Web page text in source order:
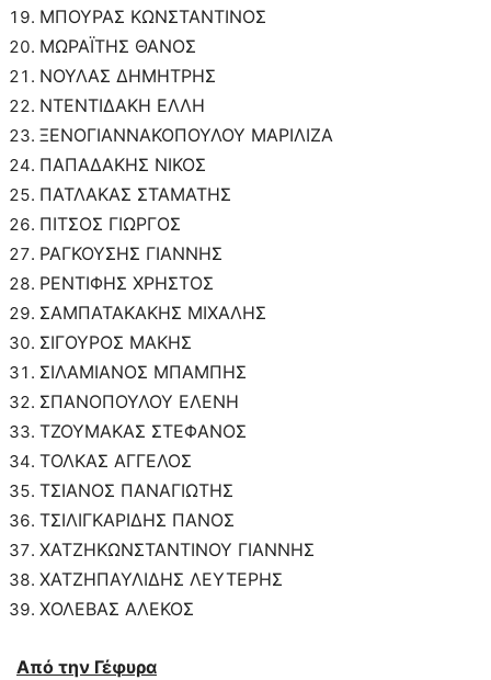
ΜΠΟΥΡΑΣ ΚΩΝΣΤΑΝΤΙΝΟΣ
ΜΩΡΑΪΤΗΣ ΘΑΝΟΣ
ΝΟΥΛΑΣ ΔΗΜΗΤΡΗΣ
ΝΤΕΝΤΙΔΑΚΗ ΕΛΛΗ
ΞΕΝΟΓΙΑΝΝΑΚΟΠΟΥΛΟΥ ΜΑΡΙΛΙΖΑ
ΠΑΠΑΔΑΚΗΣ ΝΙΚΟΣ
ΠΑΤΛΑΚΑΣ ΣΤΑΜΑΤΗΣ
ΠΙΤΣΟΣ ΓΙΩΡΓΟΣ
ΡΑΓΚΟΥΣΗΣ ΓΙΑΝΝΗΣ
ΡΕΝΤΙΦΗΣ ΧΡΗΣΤΟΣ
ΣΑΜΠΑΤΑΚΑΚΗΣ ΜΙΧΑΛΗΣ
ΣΙΓΟΥΡΟΣ ΜΑΚΗΣ
ΣΙΛΑΜΙΑΝΟΣ ΜΠΑΜΠΗΣ
ΣΠΑΝΟΠΟΥΛΟΥ ΕΛΕΝΗ
ΤΖΟΥΜΑΚΑΣ ΣΤΕΦΑΝΟΣ
ΤΟΛΚΑΣ ΑΓΓΕΛΟΣ
ΤΣΙΑΝΟΣ ΠΑΝΑΓΙΩΤΗΣ
ΤΣΙΛΙΓΚΑΡΙΔΗΣ ΠΑΝΟΣ
ΧΑΤΖΗΚΩΝΣΤΑΝΤΙΝΟΥ ΓΙΑΝΝΗΣ
ΧΑΤΖΗΠΑΥΛΙΔΗΣ ΛΕΥΤΕΡΗΣ
ΧΟΛΕΒΑΣ ΑΛΕΚΟΣ
Από την Γέφυρα